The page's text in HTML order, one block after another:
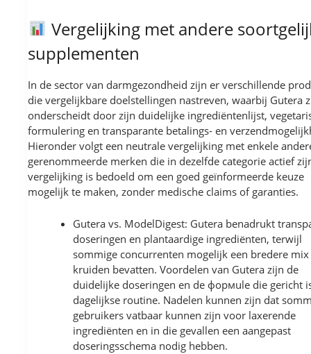
Vergelijking met andere
supplementen
In de sector van darmgezondheid zijn er verschillende
die vergelijkbare doelstellingen nastreven, waarbij Gutera
onderscheidt door zijn duidelijke ingrediëntenlijst,
formulering en transparante betalings- en
Hieronder volgt een neutrale vergelijking met enkele
gerenommeerde merken die in dezelfde categorie actief
vergelijking is bedoeld om een goed geïnformeerde keuze
mogelijk te maken, zonder medische claims of garanties.
Gutera vs. ModelDigest: Gutera benadrukt
doseringen en plantaardige ingrediënten, terwijl
sommige concurrenten mogelijk een bredere mix
kruiden bevatten. Voordelen van Gutera zijn de
duidelijke doseringen en de формule die gericht
dagelijkse routine. Nadelen kunnen zijn dat
gebruikers vatbaar kunnen zijn voor laxerende
ingrediënten en in die gevallen een aangepast
doseringsschema nodig hebben.